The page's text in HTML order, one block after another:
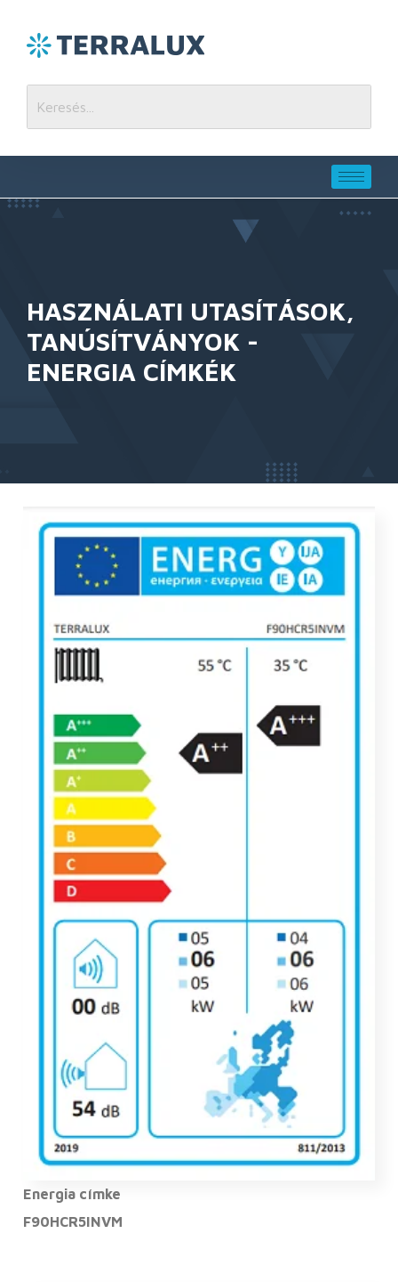
HASZNÁLATI UTASÍTÁSOK,
TANÚSÍTVÁNYOK -
ENERGIA CÍMKÉK
Energia címke
F90HCR5INVM